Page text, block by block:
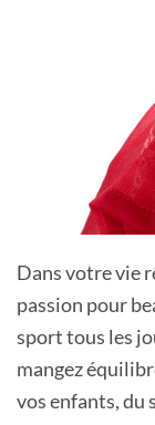
Dans votre vie
passion pour
sport tous les
mangez
vos enfants, du